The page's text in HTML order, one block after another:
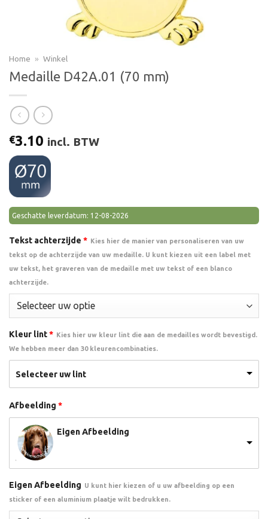
Home » Winkel
Medaille D42A.01 (70 mm)
€3.10 incl. BTW
Geschatte leverdatum: 12-08-2026
Tekst achterzijde * Kies hier de manier van personaliseren van uw
tekst op de achterzijde van uw medaille. U kunt kiezen uit een label met
uw tekst, het graveren van de medaille met uw tekst of een blanco
achterzijde.
Kleur lint* Kies hier uw kleur lint die aan de medailles wordt bevestigd.
We hebben meer dan 30 kleurencombinaties.
Selecteer uw lint
Afbeelding *
Eigen Afbeelding
Eigen Afbeelding U kunt hier kiezen of u uw afbeelding op een
sticker of een aluminium plaatje wilt bedrukken.